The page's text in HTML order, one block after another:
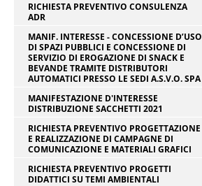
RICHIESTA PREVENTIVO CONSULENZA
ADR
MANIF. INTERESSE - CONCESSIONE D’USO
DI SPAZI PUBBLICI E CONCESSIONE DI
SERVIZIO DI EROGAZIONE DI SNACK E
BEVANDE TRAMITE DISTRIBUTORI
AUTOMATICI PRESSO LE SEDI A.S.V.O. SPA
MANIFESTAZIONE D'INTERESSE
DISTRIBUZIONE SACCHETTI 2021
RICHIESTA PREVENTIVO PROGETTAZIONE
E REALIZZAZIONE DI CAMPAGNE DI
COMUNICAZIONE E MATERIALI GRAFICI
RICHIESTA PREVENTIVO PROGETTI
DIDATTICI SU TEMI AMBIENTALI